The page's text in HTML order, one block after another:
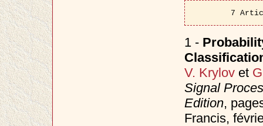
7
1 -
V. Krylovet
Signal
Edition,
Francis,